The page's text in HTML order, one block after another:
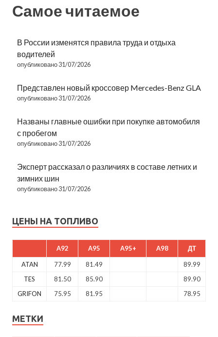
Самое читаемое
В России изменятся правила труда и отдыха
водителей
опубликовано 31/07/2026
Представлен новый кроссовер Mercedes-Benz GLA
опубликовано 31/07/2026
Названы главные ошибки при покупке автомобиля
с пробегом
опубликовано 31/07/2026
Эксперт рассказал о различиях в составе летних и
зимних шин
опубликовано 31/07/2026
ЦЕНЫ НА ТОПЛИВО
A92 A95 A95+ A98 ДТ
ATAN 77.99 81.49
89.99
TES
81.50 85.90
89.90
GRIFON
75.95 81.95 78.95
МЕТКИ